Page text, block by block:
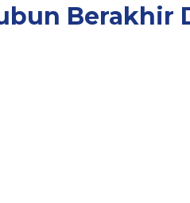
Berakhir